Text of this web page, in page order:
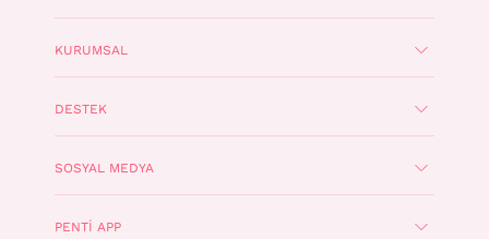
KURUMSAL
DESTEK
SOSYAL MEDYA
PENTI APP